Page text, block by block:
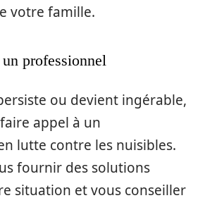
votre famille.
professionnel
ou devient ingérable,
appel à un
lutte contre les nuisibles.
fournir des solutions
situation et vous conseiller